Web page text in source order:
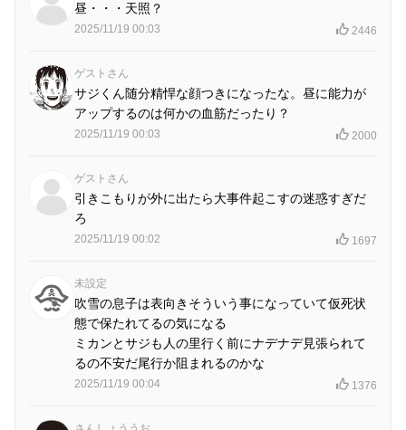
昼・・・天照？
2025/11/19 00:03 2446
ゲストさん
サジくん随分精悍な顔つきになったな。昼に能力が
アップするのは何かの血筋だったり？
2025/11/19 00:03 2000
ゲストさん
引きこもりが外に出たら大事件起こすの迷惑すぎだ
ろ
2025/11/19 00:02 1697
未設定
吹雪の息子は表向きそういう事になっていて仮死状
態で保たれてるの気になる
ミカンとサジも人の里行く前にナデナデ見張られて
るの不安だ尾行か阻まれるのかな
2025/11/19 00:04 1376